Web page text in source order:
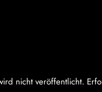
nicht veröffentlicht.